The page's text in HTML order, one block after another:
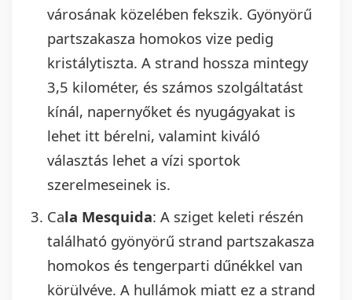
városának közelében fekszik. Gyönyörű
partszakasza homokos vize pedig
kristálytiszta. A strand hossza mintegy
3,5 kilométer, és számos szolgáltatást
kínál, napernyőket és nyugágyakat is
lehet itt bérelni, valamint kiváló
választás lehet a vízi sportok
szerelmeseinek is.
Cala Mesquida: A sziget keleti részén
található gyönyörű strand partszakasza
homokos és tengerparti dűnékkel van
körülvéve. A hullámok miatt ez a strand